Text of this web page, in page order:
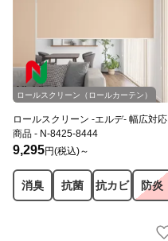
ロールスクリーン（ロールカーテン）
ロールスクリーン -エルデ- 幅広対応
商品 - N-8425-8444
9,295円(税込)～
消臭 抗菌 抗カビ 防炎